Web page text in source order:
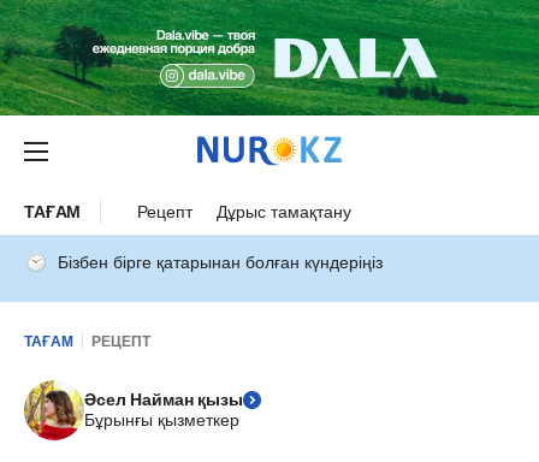
ТАҒАМ Рецепт Дұрыс тамақтану
Бізбен бірге қатарынан болған күндеріңіз
ТАҒАМ РЕЦЕПТ
Әсел Найман қызы
Бұрынғы қызметкер